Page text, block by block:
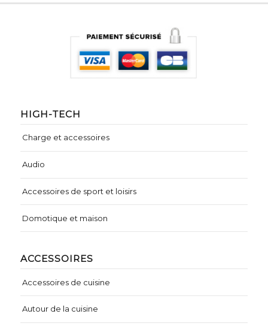
HIGH-TECH
Charge et accessoires
Audio
Accessoires de sport et loisirs
Domotique et maison
ACCESSOIRES
Accessoires de cuisine
Autour de la cuisine